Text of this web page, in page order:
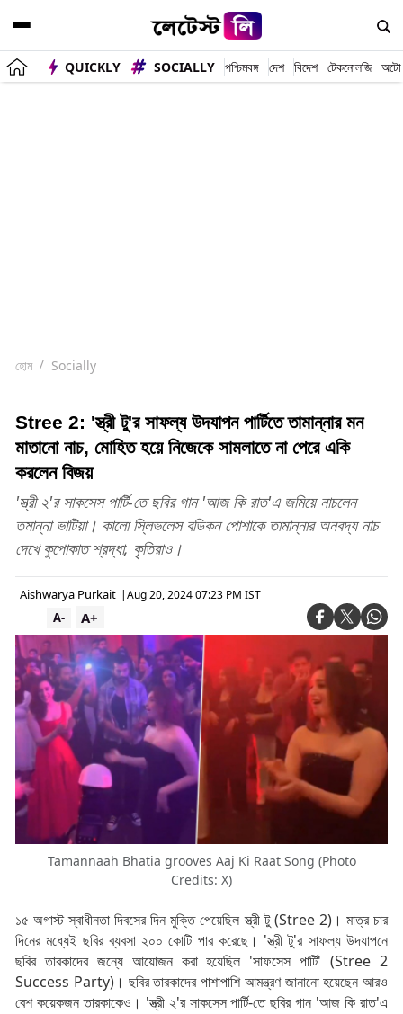
QUICKLY SOCIALLY পশ্চিমবঙ্গ দেশ বিদেশ টেকনোলজি অটো
হোম Socially
Stree 2: 'স্ত্রী টু'র সাফল্য উদযাপন পার্টিতে তামান্নার মন
মাতানো নাচ, মোহিত হয়ে নিজেকে সামলাতে না পেরে একি
করলেন বিজয়
'স্ত্রী ২'র সাকসেস পার্টি-তে ছবির গান 'আজ কি রাত'এ জমিয়ে নাচলেন
তমান্না ভাটিয়া। কালো স্লিভলেস বডিকন পোশাকে তামান্নার অনবদ্য নাচ
দেখে কুপোকাত শ্রদ্ধা, কৃতিরাও।
Aishwarya Purkait |Aug 20, 2024 07:23 PM IST
A+
A-
Tamannaah Bhatia grooves Aaj Ki Raat Song (Photo
Credits: X)
১৫ অগাস্ট স্বাধীনতা দিবসের দিন মুক্তি পেয়েছিল স্ত্রী টু (Stree 2)। মাত্র চার
দিনের মধ্যেই ছবির ব্যবসা ২০০ কোটি পার করেছে। 'স্ত্রী টু'র সাফল্য উদযাপনে
ছবির তারকাদের জন্যে আয়োজন করা হয়েছিল 'সাফসেস পার্টি' (Stree 2
Success Party)। ছবির তারকাদের পাশাপাশি আমন্ত্রণ জানানো হয়েছেন আরও
বেশ কয়েকজন তারকাকেও। 'স্ত্রী ২'র সাকসেস পার্টি-তে ছবির গান 'আজ কি রাত'এ